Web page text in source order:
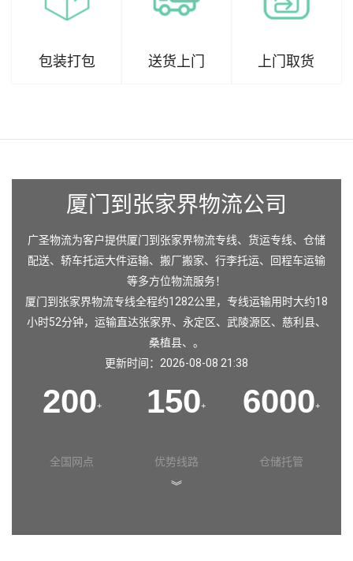
包装打包 送货上门 上门取货
厦门到张家界物流公司
广圣物流为客户提供厦门到张家界物流专线、货运专线、仓储
配送、轿车托运大件运输、搬厂搬家、行李托运、回程车运输
等多方位物流服务！
厦门到张家界物流专线全程约1282公里，专线运输用时大约18
小时52分钟，运输直达张家界、 永定区、 武陵源区、 慈利县、
桑植县、。
更新时间：2026-08-08 21:38
200+
全国网点
150+
优势线路
6000+
仓储托管
︾